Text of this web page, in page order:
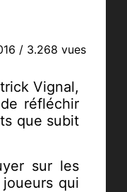
/ 3.268 vues
Vignal,
réfléchir
que subit
sur les
qui